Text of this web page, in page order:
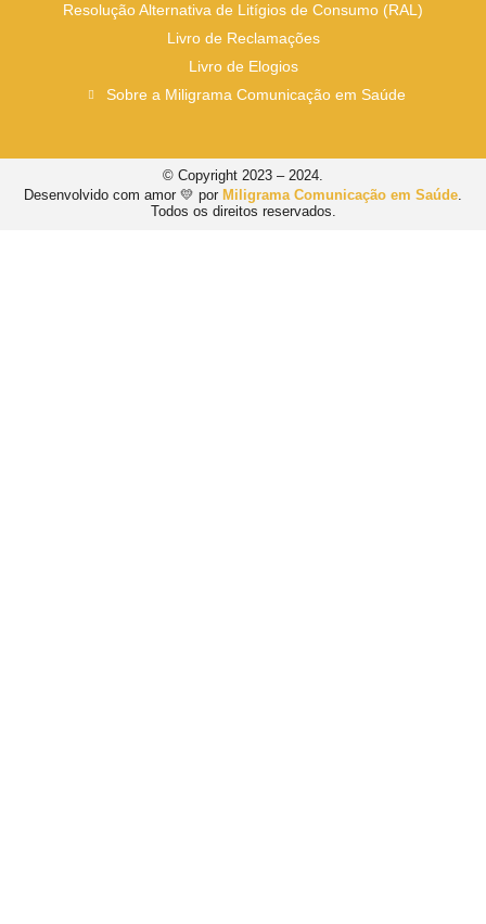
Resolução Alternativa de Litígios de Consumo (RAL)
Livro de Reclamações
Livro de Elogios
Sobre a Miligrama Comunicação em Saúde
© Copyright 2023 – 2024.
Desenvolvido com amor 💛 por Miligrama Comunicação em Saúde
Todos os direitos reservados.